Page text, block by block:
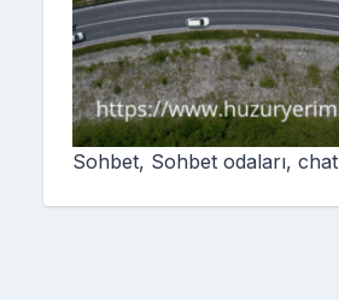
Sohbet, Sohbet odaları, chat